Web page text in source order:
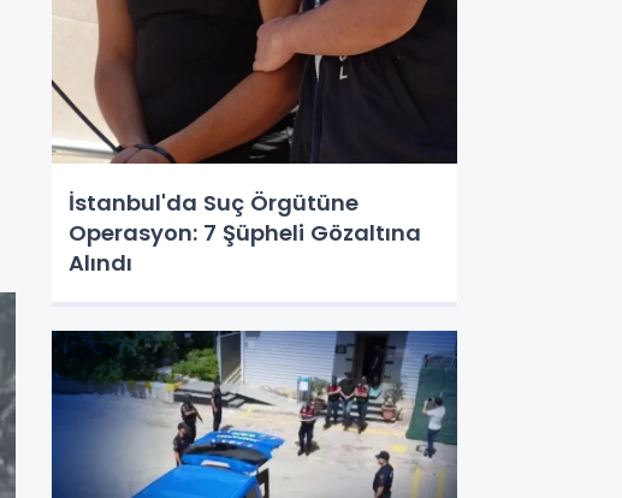
İstanbul'da Suç Örgütüne
Operasyon: 7 Şüpheli Gözaltına
Alındı